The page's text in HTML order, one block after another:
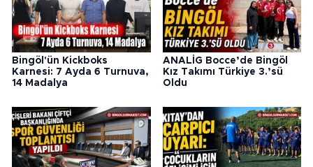
Bingöl'ün Kickboks
Karnesi: 7 Ayda 6 Turnuva,
14 Madalya
ANALİG Bocce’de Bingöl
Kız Takımı Türkiye 3.’sü
Oldu